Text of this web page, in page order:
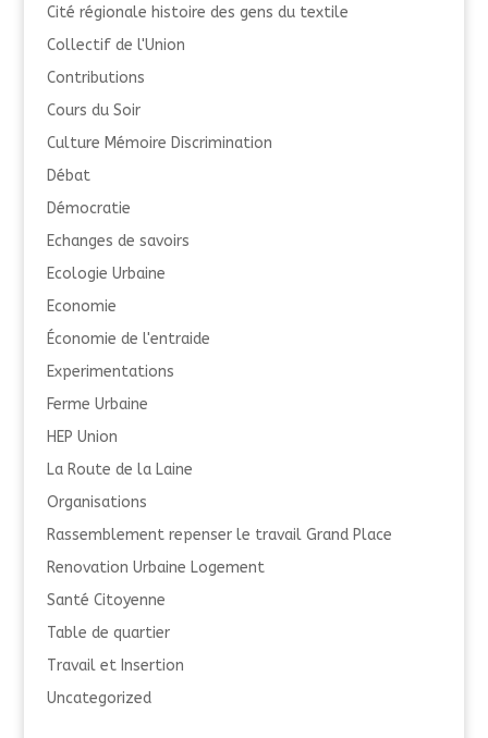
Cité régionale histoire des gens du textile
Collectif de l'Union
Contributions
Cours du Soir
Culture Mémoire Discrimination
Débat
Démocratie
Echanges de savoirs
Ecologie Urbaine
Economie
Économie de l'entraide
Experimentations
Ferme Urbaine
HEP Union
La Route de la Laine
Organisations
Rassemblement repenser le travail Grand Place
Renovation Urbaine Logement
Santé Citoyenne
Table de quartier
Travail et Insertion
Uncategorized